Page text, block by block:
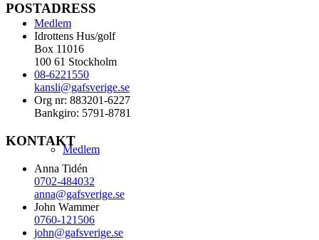
Medlem
Medlem
POSTADRESS
Idrottens Hus/golf
Box 11016
100 61 Stockholm
08-6221550
kansli@gafsverige.se
Org nr: 883201-6227
Bankgiro: 5791-8781
KONTAKT
Anna Tidén
0702-484032
anna@gafsverige.se
John Wammer
0760-121506
john@gafsverige.se